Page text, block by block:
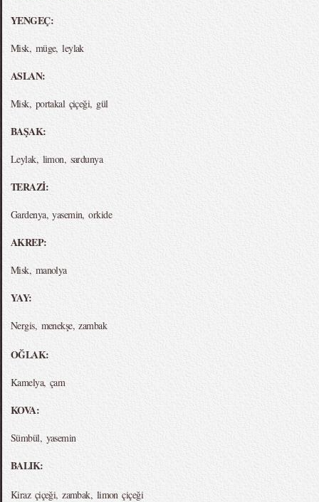
YENGEÇ:
Misk, müge, leylak
ASLAN:
Misk, portakal çiçeği, gül
BAŞAK:
Leylak, limon, sardunya
TERAZİ:
Gardenya, yasemin, orkide
AKREP:
Misk, manolya
YAY:
Nergis, menekşe, zambak
OĞLAK:
Kamelya, çam
KOVA:
Sümbül, yasemin
BALIK:
Kiraz çiçeği, zambak, limon çiçeği